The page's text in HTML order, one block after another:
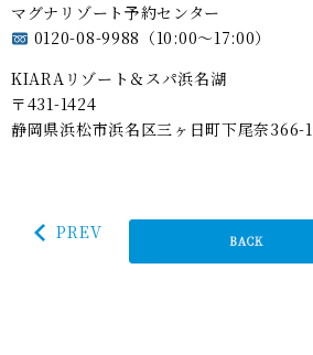
マグナリゾート予約センター
0120-08-9988（10:00～17:00）
KIARAリゾート＆スパ浜名湖
〒431-1424
静岡県浜松市浜名区三ヶ日町下尾奈366-1
PREV